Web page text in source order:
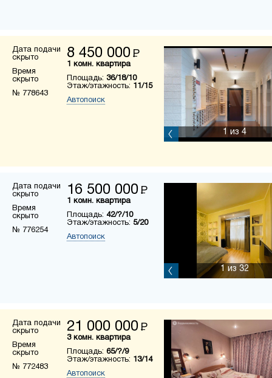
Дата подачи
скрыто
Время
скрыто
№ 778643
8 450 000 Р
1 комн. квартира
Площадь: 36/18/10
Этаж/этажность: 11/15
Автопоиск
1 из 4
Дата подачи
скрыто
Время
скрыто
№ 776254
16 500 000 Р
1 комн. квартира
Площадь: 42/?/10
Этаж/этажность: 5/20
Автопоиск
1 из 32
Дата подачи
скрыто
Время
скрыто
№ 772483
21 000 000 Р
3 комн. квартира
Площадь: 65/?/9
Этаж/этажность: 13/14
Автопоиск